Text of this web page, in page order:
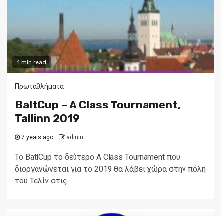
1 min read
Πρωταθλήματα
BaltCup – A Class Tournament,
Tallinn 2019
7 years ago admin
Το BatlCup το δεύτερο A Class Tournament που
διοργανώνεται για το 2019 θα λάβει χώρα στην πόλη
του Ταλίν στις...